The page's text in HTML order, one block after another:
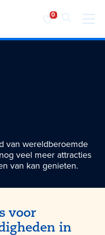
van wereldberoemde
veel meer attracties
van kan genieten.
voor
in